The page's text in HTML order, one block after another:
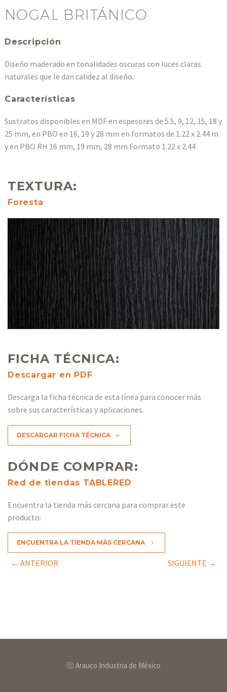
NOGAL BRITÁNICO
Descripción
Diseño maderado en tonalidades oscuras con luces claras
naturales que le dan calidez al diseño.
Características
Sustratos disponibles en MDF en espesores de 5.5, 9, 12, 15, 18 y
25 mm, en PBO en 16, 19 y 28 mm en formatos de 1.22 x 2.44 m
y en PBO RH 16 mm, 19 mm, 28 mm Formato 1.22 x 2.44
TEXTURA:
Foresta
FICHA TÉCNICA:
Descargar en PDF
Descarga la ficha técnica de esta línea para conocer más
sobre sus características y aplicaciones.
DESCARGAR FICHA TÉCNICA 
DÓNDE COMPRAR:
Red de tiendas TABLERED
Encuentra la tienda más cercana para comprar este
producto:
ENCUENTRA LA TIENDA MÁS CERCANA 5
← ANTERIOR SIGUIENTE →
ⓒ Arauco Industria de México